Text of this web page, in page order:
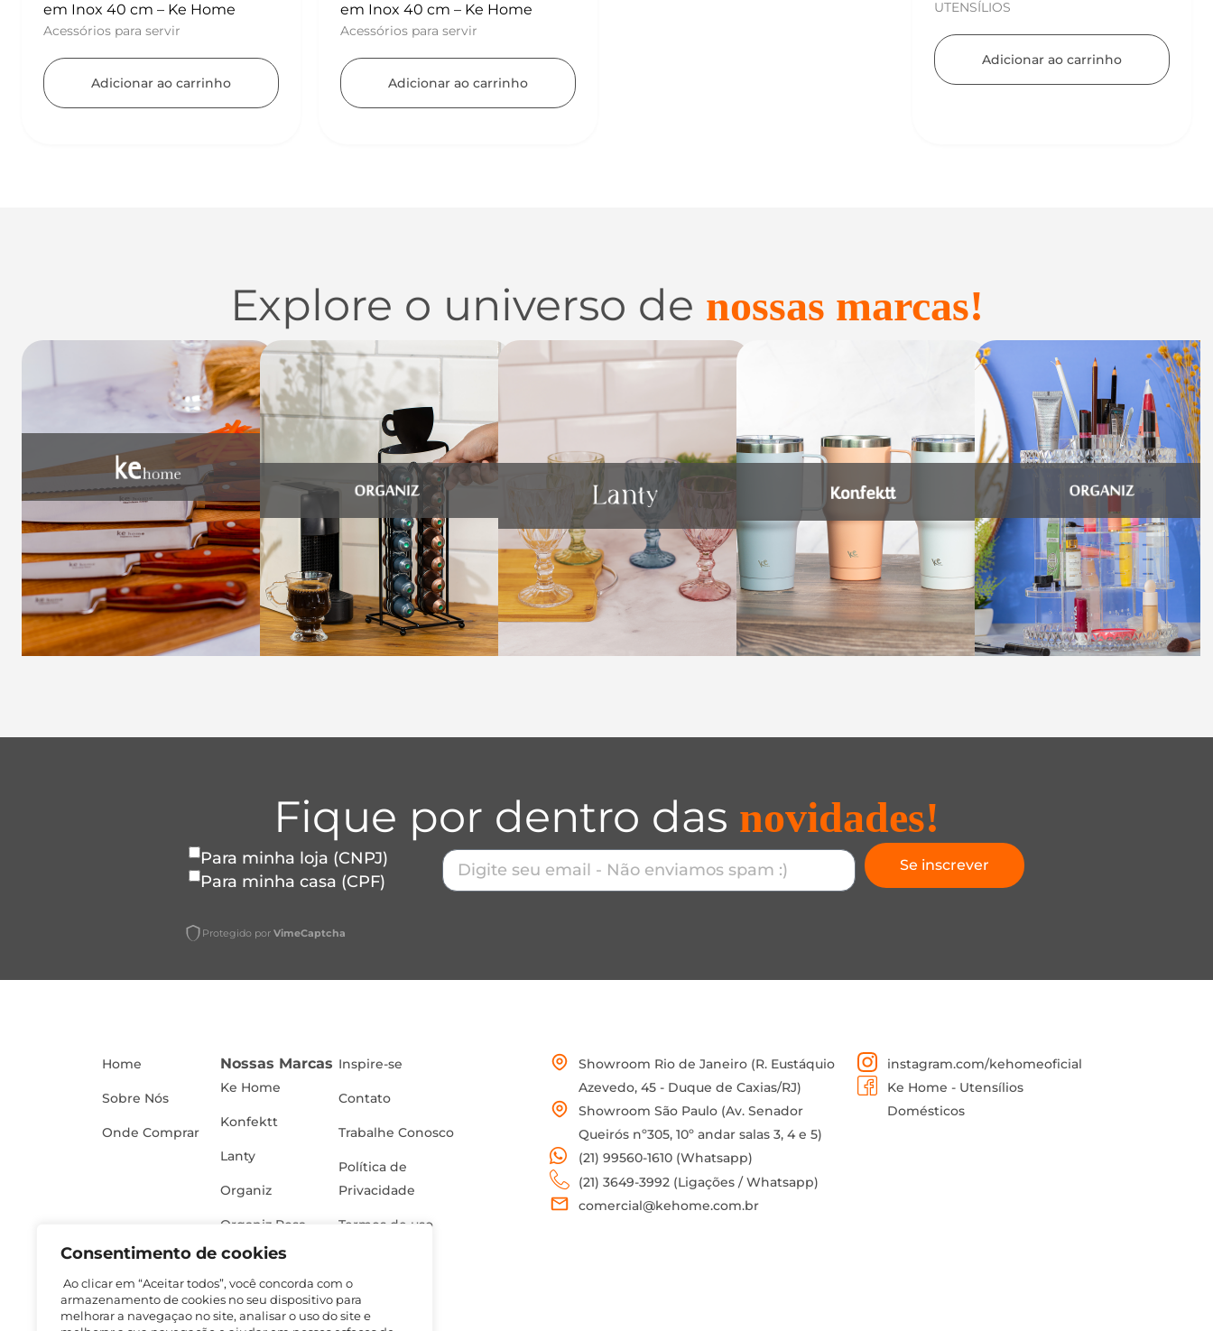
Consentimento de cookies
Ao clicar em “Aceitar todos”, você concorda com o
armazenamento de cookies no seu dispositivo para
melhorar a navegaçao no site, analisar o uso do site e
em Inox 40 cm – Ke Home
Acessórios para servir
Adicionar ao carrinho
– Konfektt
UTENSÍLIOS
Adicionar ao carrinho
Explore o universo de nossas marcas!
Utensílios do Lar
Casa e
Organização
Vidro
Acessórios
inteligentes
Fique por dentro das novidades!
Para minha loja (CNPJ)
Para minha casa (CPF)
Se inscrever
Protegido por VimeCaptcha
Home
Sobre Nós
Onde Comprar
Nossas Marcas
Ke Home
Konfektt
Lanty
Organiz
Organiz Rosa
Inspire-se
Contato
Trabalhe Conosco
Política de
Privacidade
Termos de uso
Showroom Rio de Janeiro (R. Eustáquio
Azevedo, 45 - Duque de Caxias/RJ)
Showroom São Paulo (Av. Senador
Queirós nº305, 10º andar salas 3, 4 e 5)
(21) 99560-1610 (Whatsapp)
(21) 3649-3992 (Ligações / Whatsapp)
comercial@kehome.com.br
instagram.com/kehomeoficial
Ke Home - Utensílios
Domésticos